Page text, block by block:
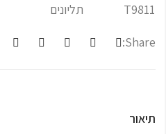
T9811
תליונים
Share:
תיאור